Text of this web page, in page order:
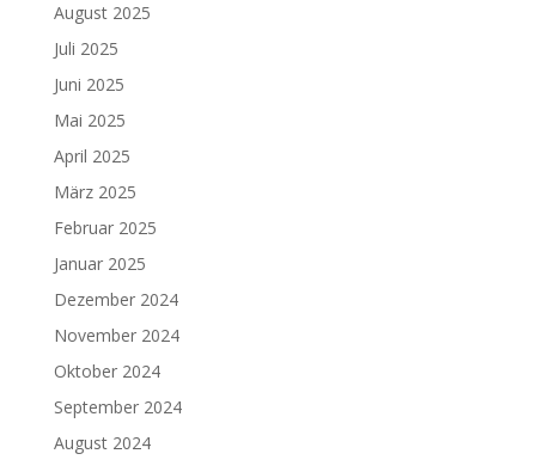
August 2025
Juli 2025
Juni 2025
Mai 2025
April 2025
März 2025
Februar 2025
Januar 2025
Dezember 2024
November 2024
Oktober 2024
September 2024
August 2024